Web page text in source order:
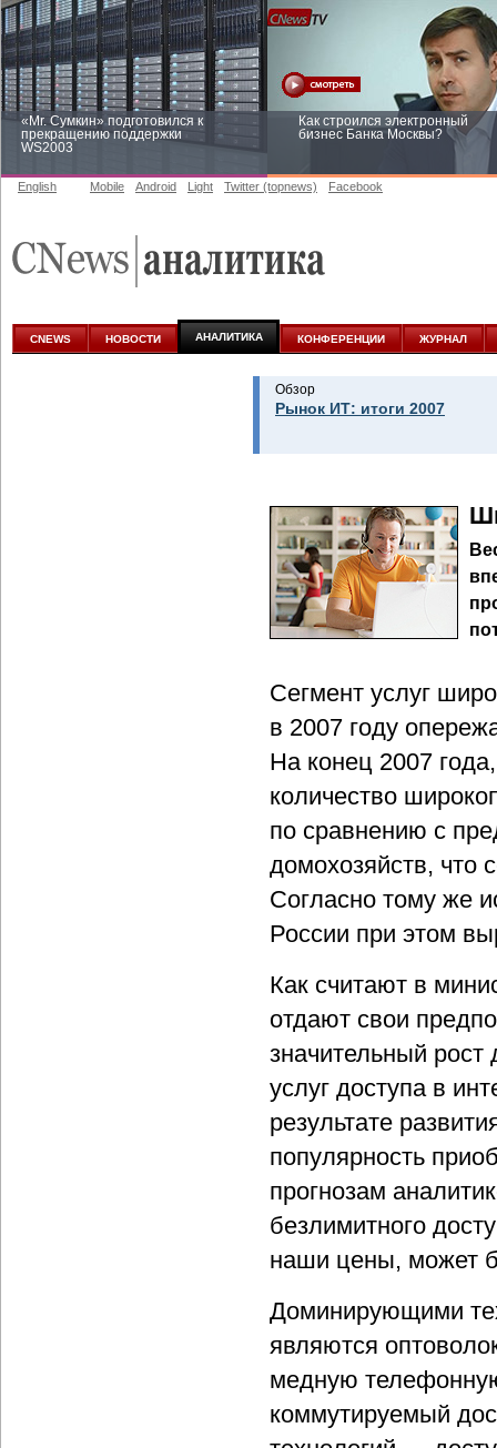
«Mr. Сумкин» подготовился к
прекращению поддержки
WS2003
Как строился электронный
бизнес Банка Москвы?
аналитике
English Mobile Android Light Twitter (topnews) Facebook
CNEWS НОВОСТИ АНАЛИТИКА КОНФЕРЕНЦИИ ЖУРНАЛ
Обзор
Рынок ИТ: итоги 2007
Сегмент услуг
в 2007 году
На конец 2007
количество
по сравнению с
домохозяйств, что
Согласно тому же
России при этом
Как считают в
отдают свои
значительный
услуг доступа в
результате
популярность
прогнозам
безлимитного
наши цены, может
Доминирующими
являются
медную
коммутируемый